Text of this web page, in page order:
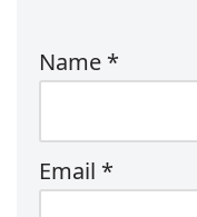
Name *
Email *